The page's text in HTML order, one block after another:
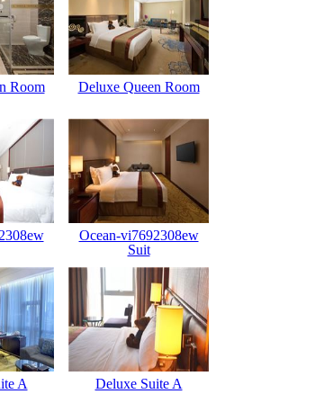
Room Deluxe Queen Room
Ocean-vi7692308ew
Suit
A Deluxe Suite A